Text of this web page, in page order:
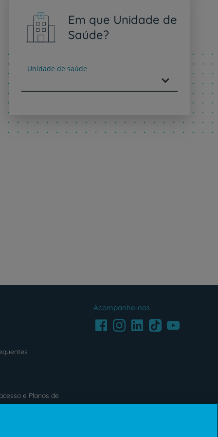
Em que Unidade de
Saúde?
Unidade de saúde
e Planos de
Acompanhe-nos
FacebookInstagramLinkedInTikTokYoutube